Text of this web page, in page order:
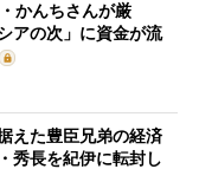
かんちさんが厳
アの次」に資金が流
えた豊臣兄弟の経済
秀長を紀伊に転封し